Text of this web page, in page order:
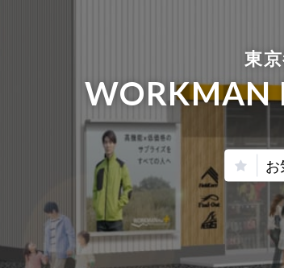
東
WORKMAN
お